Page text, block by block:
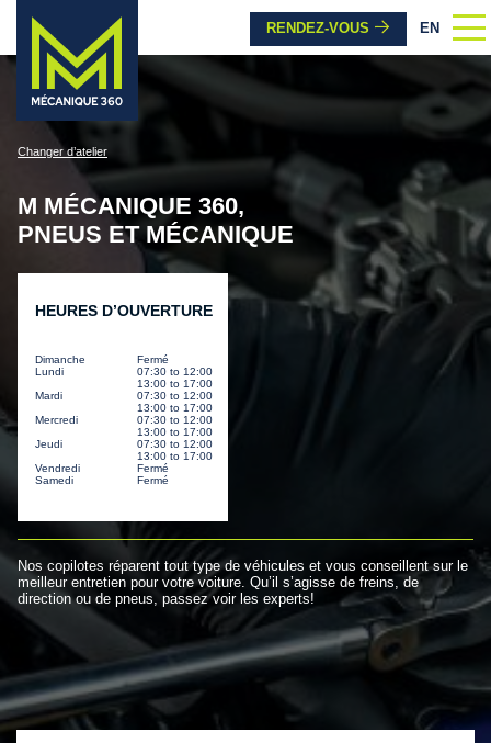
RENDEZ-VOUS EN
Changer d’atelier
M MÉCANIQUE 360,
PNEUS ET MÉCANIQUE
HEURES D’OUVERTURE
Dimanche
Fermé
Lundi
07:30 to 12:00
13:00 to 17:00
Mardi
07:30 to 12:00
13:00 to 17:00
Mercredi
07:30 to 12:00
13:00 to 17:00
Jeudi
07:30 to 12:00
13:00 to 17:00
Vendredi
Fermé
Samedi
Fermé
Nos copilotes réparent tout type de véhicules et vous conseillent sur le
meilleur entretien pour votre voiture. Qu’il s’agisse de freins, de
direction ou de pneus, passez voir les experts!